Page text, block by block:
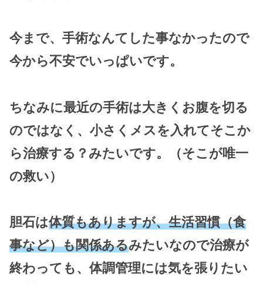
今まで、手術なんてした事なかったので
今から不安でいっぱいです。
ちなみに最近の手術は大きくお腹を切る
のではなく、小さくメスを入れてそこか
ら治療する？みたいです。（そこが唯一
の救い）
胆石は体質もありますが、生活習慣（食
事など）も関係あるみたいなので治療が
終わっても、体調管理には気を張りたい